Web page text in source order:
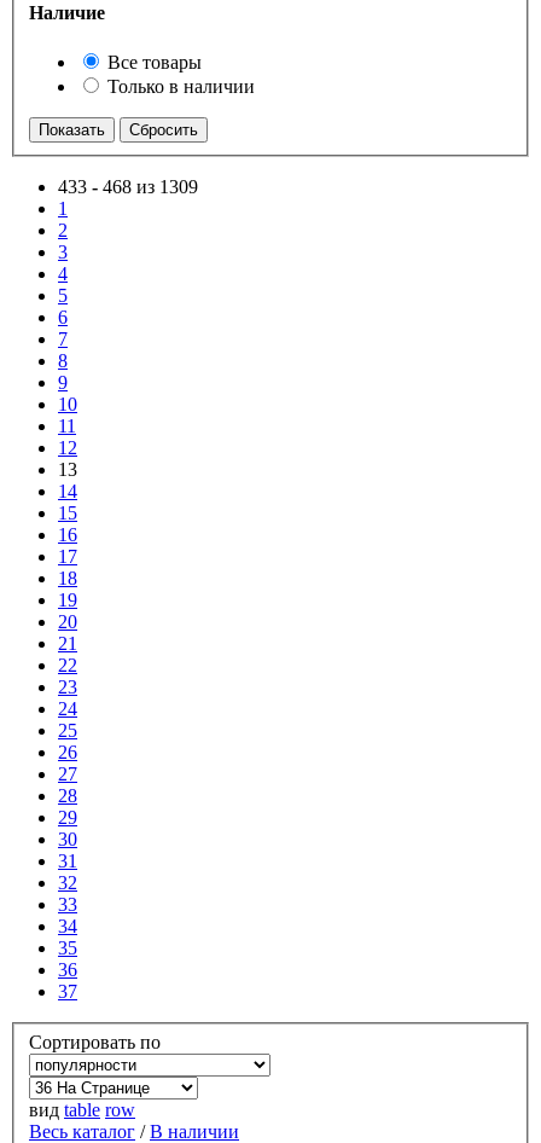
Наличие
Все товары
Только в наличии
433 - 468 из 1309
1
2
3
4
5
6
7
8
9
10
11
12
13
14
15
16
17
18
19
20
21
22
23
24
25
26
27
28
29
30
31
32
33
34
35
36
37
Сортировать по
вид table row
Весь каталог /В наличии